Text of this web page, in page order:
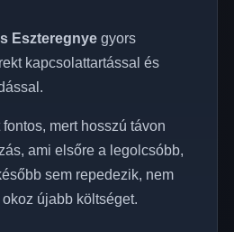
Eszteregnyegyors
kapcsolattartással és
mert hosszú távon
ami elsőre a legolcsóbb,
sem repedezik, nem
újabb költséget.